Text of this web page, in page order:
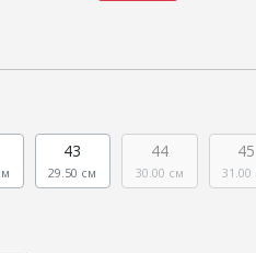
43
29.50 см
44
30.00 см
45
31.00